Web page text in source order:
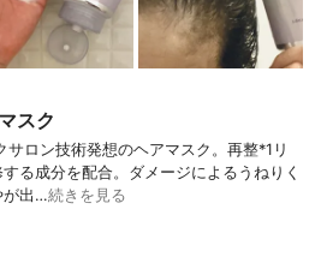
スク
ロン技術発想のヘアマスク。再整*1リ
る成分を配合。ダメージによるうねりく
が出…続きを見る